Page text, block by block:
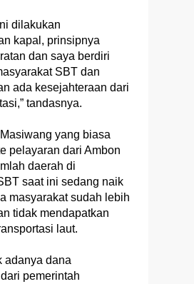
dilakukan
kapal, prinsipnya
dan saya berdiri
SBT dan
ada kesejahteraan dari
tandasnya.
yang biasa
pelayaran dari Ambon
daerah di
saat ini sedang naik
masyarakat sudah lebih
tidak mendapatkan
laut.
adanya dana
pemerintah